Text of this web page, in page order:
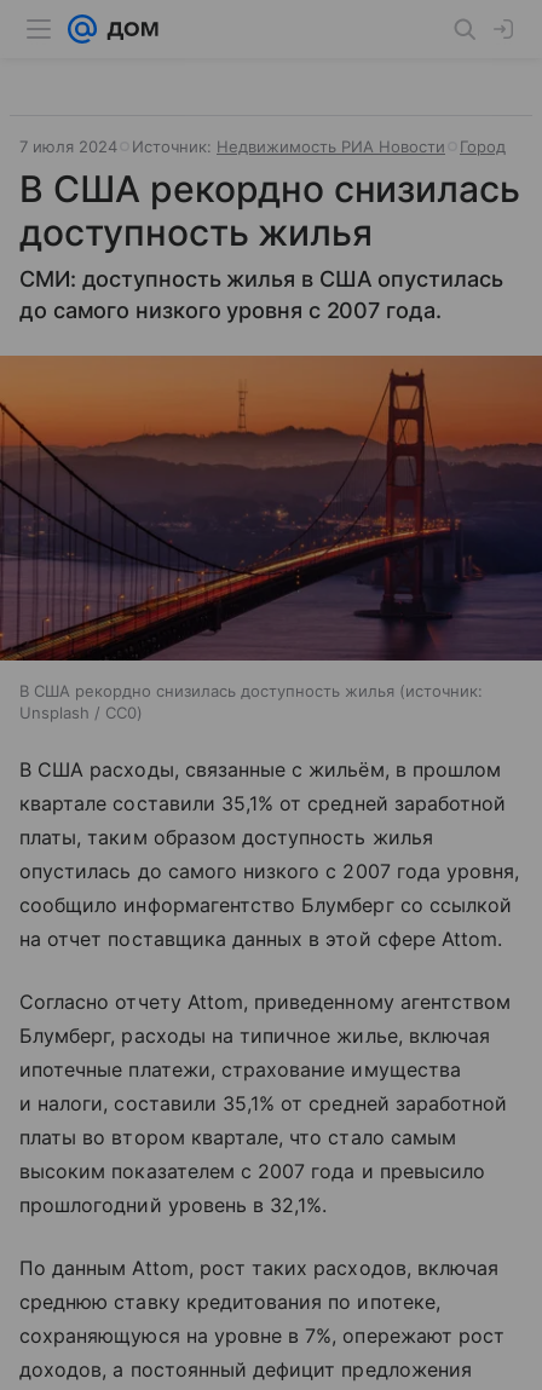
7 июля 2024 Источник: Недвижимость РИА Новости Город
В США рекордно снизилась
доступность жилья
СМИ: доступность жилья в США опустилась
до самого низкого уровня с 2007 года.
В США рекордно снизилась доступность жилья
источник:
Unsplash / CC0
В США расходы, связанные с жильём, в прошлом
квартале составили 35,1% от средней заработной
платы, таким образом доступность жилья
опустилась до самого низкого с 2007 года уровня,
сообщило информагентство Блумберг со ссылкой
на отчет поставщика данных в этой сфере Attom.
Согласно отчету Attom, приведенному агентством
Блумберг, расходы на типичное жилье, включая
ипотечные платежи, страхование имущества
и налоги, составили 35,1% от средней заработной
платы во втором квартале, что стало самым
высоким показателем с 2007 года и превысило
прошлогодний уровень в 32,1%.
По данным Attom, рост таких расходов, включая
среднюю ставку кредитования по ипотеке,
сохраняющуюся на уровне в 7%, опережают рост
доходов, а постоянный дефицит предложения